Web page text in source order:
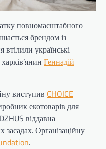
повномасштабного
брендом із
українські
Геннадій
виступив CHOICE
екотоварів для
віддавна
Організаційну
.